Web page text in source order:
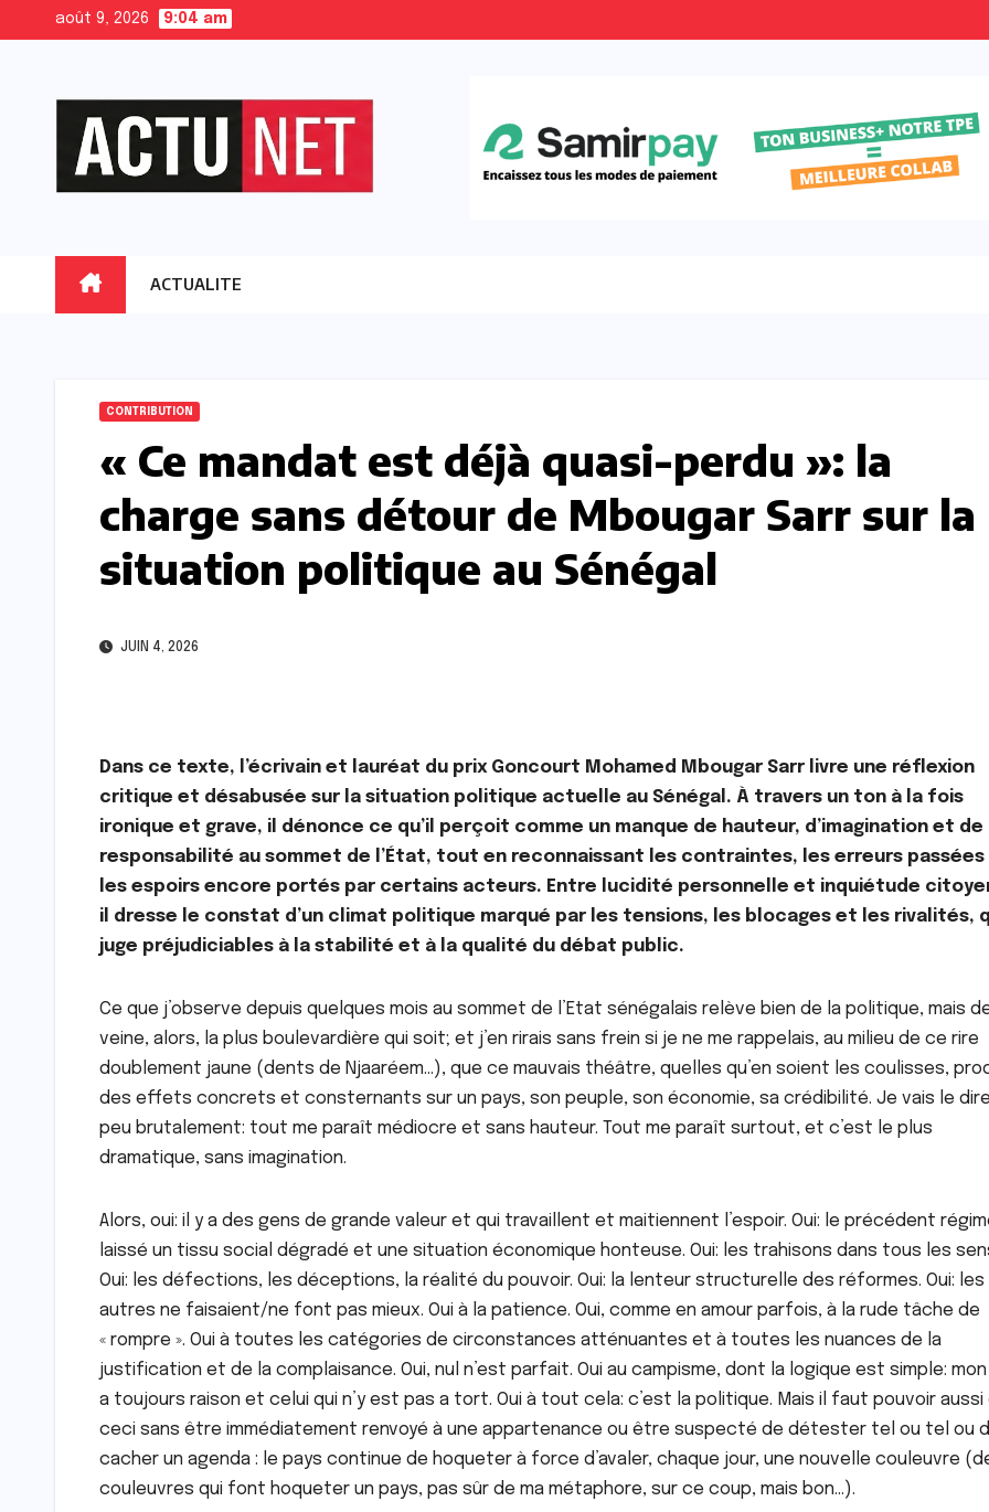
août 9, 2026 9:04 am
ACTUALITE
CONTRIBUTION
« Ce mandat est déjà quasi-perdu »: la
charge sans détour de Mbougar Sarr sur la
situation politique au Sénégal
JUIN 4, 2026
Dans ce texte, l’écrivain et lauréat du prix Goncourt Mohamed Mbougar Sarr livre une réflexion
critique et désabusée sur la situation politique actuelle au Sénégal. À travers un ton à la fois
ironique et grave, il dénonce ce qu’il perçoit comme un manque de hauteur, d’imagination et de
responsabilité au sommet de l’État, tout en reconnaissant les contraintes, les erreurs
les espoirs encore portés par certains acteurs. Entre lucidité personnelle et inquiétude
il dresse le constat d’un climat politique marqué par les tensions, les blocages et les rivalités,
juge préjudiciables à la stabilité et à la qualité du débat public.
Ce que j’observe depuis quelques mois au sommet de l’Etat sénégalais relève bien de la politique, mais
veine, alors, la plus boulevardière qui soit; et j’en rirais sans frein si je ne me rappelais, au milieu de ce rire
doublement jaune (dents de Njaaréem…), que ce mauvais théâtre, quelles qu’en soient les coulisses,
des effets concrets et consternants sur un pays, son peuple, son économie, sa crédibilité. Je vais le
peu brutalement: tout me paraît médiocre et sans hauteur. Tout me paraît surtout, et c’est le plus
dramatique, sans imagination.
Alors, oui: il y a des gens de grande valeur et qui travaillent et maitiennent l’espoir. Oui: le précédent
laissé un tissu social dégradé et une situation économique honteuse. Oui: les trahisons dans tous les
Oui: les défections, les déceptions, la réalité du pouvoir. Oui: la lenteur structurelle des réformes. Oui: les
autres ne faisaient/ne font pas mieux. Oui à la patience. Oui, comme en amour parfois, à la rude tâche de
« rompre ». Oui à toutes les catégories de circonstances atténuantes et à toutes les nuances de la
justification et de la complaisance. Oui, nul n’est parfait. Oui au campisme, dont la logique est simple:
a toujours raison et celui qui n’y est pas a tort. Oui à tout cela: c’est la politique. Mais il faut pouvoir aussi
ceci sans être immédiatement renvoyé à une appartenance ou être suspecté de détester tel ou tel ou
cacher un agenda : le pays continue de hoqueter à force d’avaler, chaque jour, une nouvelle couleuvre
couleuvres qui font hoqueter un pays, pas sûr de ma métaphore, sur ce coup, mais bon…).